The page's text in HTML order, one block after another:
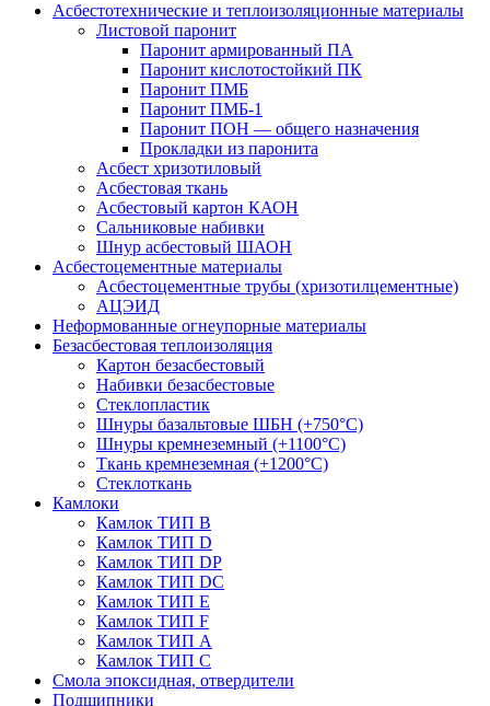
Асбестотехнические и теплоизоляционные материалы
Листовой паронит
Паронит армированный ПА
Паронит кислотостойкий ПК
Паронит ПМБ
Паронит ПМБ-1
Паронит ПОН — общего назначения
Прокладки из паронита
Асбест хризотиловый
Асбестовая ткань
Асбестовый картон КАОН
Сальниковые набивки
Шнур асбестовый ШАОН
Асбестоцементные материалы
Асбестоцементные трубы (хризотилцементные)
АЦЭИД
Неформованные огнеупорные материалы
Безасбестовая теплоизоляция
Картон безасбестовый
Набивки безасбестовые
Стеклопластик
Шнуры базальтовые ШБН (+750°С)
Шнуры кремнеземный (+1100°С)
Ткань кремнеземная (+1200°С)
Стеклоткань
Камлоки
Камлок ТИП B
Камлок ТИП D
Камлок ТИП DP
Камлок ТИП DС
Камлок ТИП E
Камлок ТИП F
Камлок ТИП А
Камлок ТИП С
Смола эпоксидная, отвердители
Подшипники